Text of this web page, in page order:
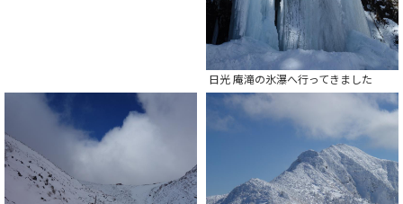
日光 庵滝の氷瀑へ行ってきました